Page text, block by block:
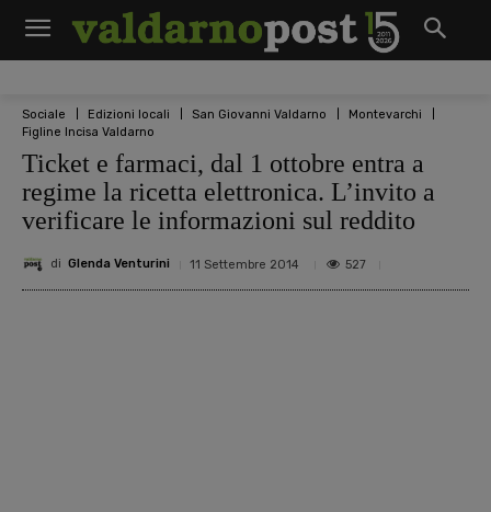
Sociale Edizioni locali San Giovanni Valdarno
Montevarchi
Figline Incisa Valdarno
Ticket e farmaci, dal 1 ottobre entra a
regime la ricetta elettronica. L’invito a
verificare le informazioni sul reddito
di Glenda Venturini 11 Settembre 2014 527